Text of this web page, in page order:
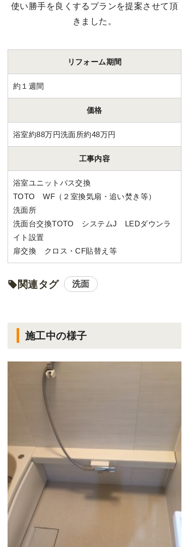
使い勝手を良くするプランを提案させて頂
きました。
リフォーム期間
約１週間
価格
浴室約88万円洗面所約48万円
工事内容
浴室ユニットバス交換
TOTO WF（２室換気扇・追い焚き等）
洗面所
洗面台交換TOTO システムJ LEDダウンラ
イト設置
扉交換 クロス・CF貼替え等
関連タグ 洗面
施工中の様子